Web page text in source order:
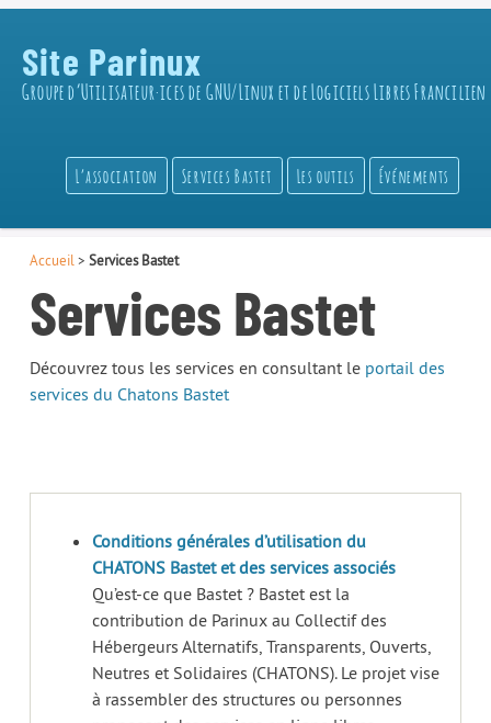
Site Parinux
Groupe d’Utilisateur·ices de GNU/Linux et de Logiciels Libres Francilien
L’association Services Bastet Les outils Événements
Accueil > Services Bastet
Services Bastet
Découvrez tous les services en consultant le portail des
services du Chatons Bastet
Conditions générales d’utilisation du
CHATONS Bastet et des services associés
Qu’est-ce que Bastet ? Bastet est la
contribution de Parinux au Collectif des
Hébergeurs Alternatifs, Transparents, Ouverts,
Neutres et Solidaires (CHATONS). Le projet vise
à rassembler des structures ou personnes